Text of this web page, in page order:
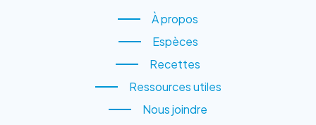
À propos
À propos
Espèces
Espèces
Recettes
Recettes
Ressources utiles
Nous joindre